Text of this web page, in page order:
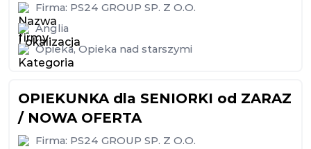
Firma: PS24 GROUP SP. Z O.O.
Anglia
Opieka, Opieka nad starszymi
OPIEKUNKA dla SENIORKI od ZARAZ
/ NOWA OFERTA
Firma: PS24 GROUP SP. Z O.O.